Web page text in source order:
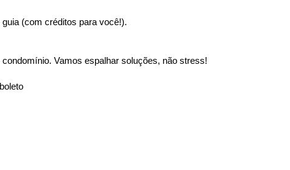
(com créditos para você!).
Vamos espalhar soluções, não stress!